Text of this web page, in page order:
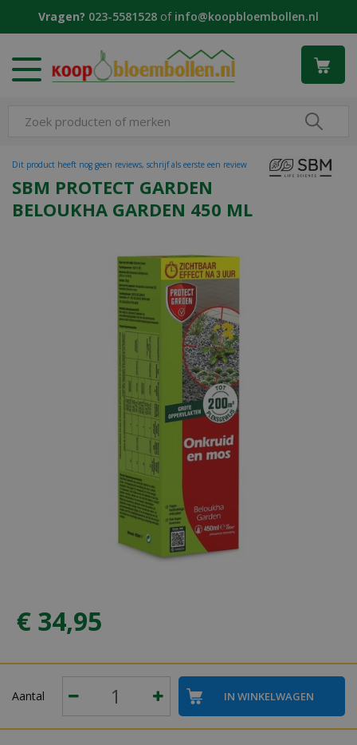
Vragen? 023-5581528 of info@koopbloembollen.nl
SBM PROTECT GARDEN
BELOUKHA GARDEN 450 ML
Dit product heeft nog geen reviews, schrijf als eerste een review
€ 34,95
Aantal